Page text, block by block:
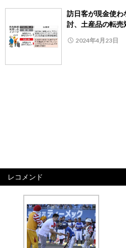
訪日客が現金使わ
討、土産品の転売
2024年4月23日
レコメンド